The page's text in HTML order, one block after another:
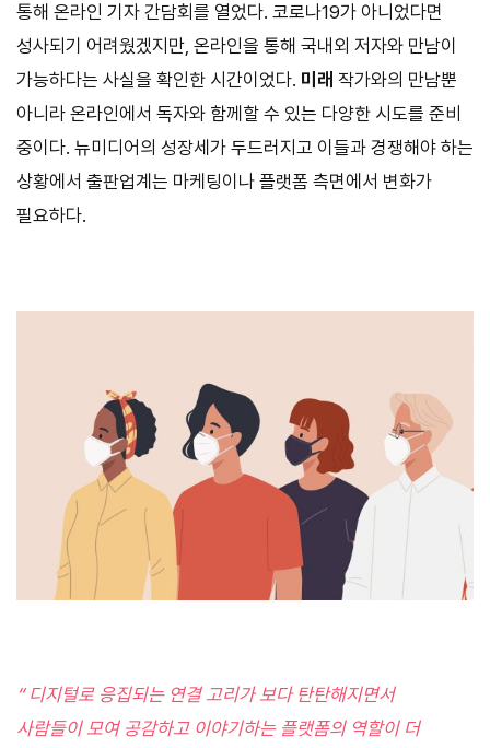
통해 온라인 기자 간담회를 열었다. 코로나19가 아니었다면
성사되기 어려웠겠지만, 온라인을 통해 국내외 저자와 만남이
가능하다는 사실을 확인한 시간이었다. 미래 작가와의 만남뿐
아니라 온라인에서 독자와 함께할 수 있는 다양한 시도를 준비
중이다. 뉴미디어의 성장세가 두드러지고 이들과 경쟁해야 하는
상황에서 출판업계는 마케팅이나 플랫폼 측면에서 변화가
필요하다.
“ 디지털로 응집되는 연결 고리가 보다 탄탄해지면서
사람들이 모여 공감하고 이야기하는 플랫폼의 역할이 더